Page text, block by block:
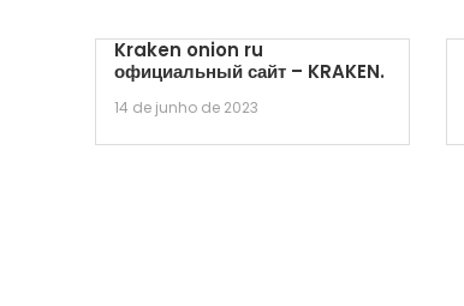
Kraken onion ru
официальный сайт – KRAKEN.
14 de junho de 2023